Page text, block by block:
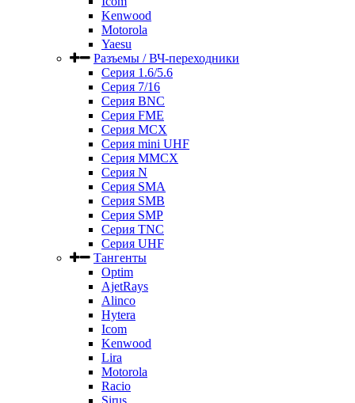
Kenwood
Motorola
Yaesu
Разъемы / ВЧ-переходники
Серия 1.6/5.6
Серия 7/16
Серия BNC
Серия FME
Серия MCX
Серия mini UHF
Серия MMCX
Серия N
Серия SMA
Серия SMB
Серия SMP
Серия TNC
Серия UHF
Тангенты
Optim
AjetRays
Alinco
Hytera
Icom
Kenwood
Lira
Motorola
Racio
Sirus